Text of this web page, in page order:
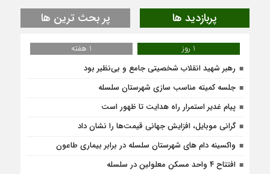
پربازدید ها پر بحث ترین ها
1 روز
1 هفته
رهبر شهید انقلاب شخصیتی جامع و بی‌نظیر بود
جلسه کمیته مناسب سازی شهرستان سلسله
پیام غدیر استمرار راه هدایت تا ظهور است
گرانی موبایل، افزایش جهانی قیمت‌ها را نشان داد
واکسینه دام های شهرستان سلسله در برابر بیماری طاعون
افتتاح ۴ واحد مسکن معلولین در سلسله